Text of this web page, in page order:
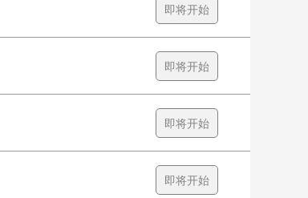
即将开始
即将开始
即将开始
即将开始